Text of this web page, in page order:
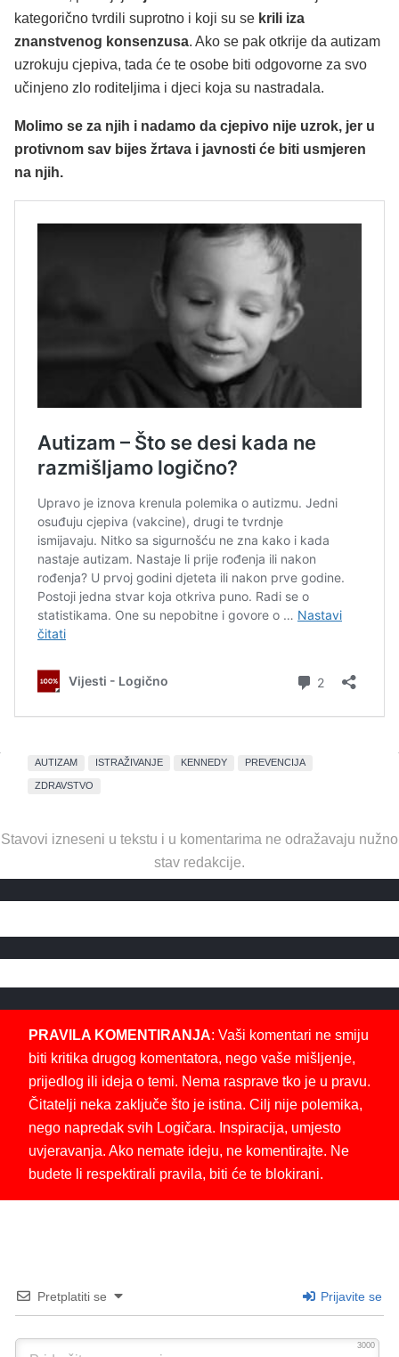
kategorično tvrdili suprotno i koji su se krili iza
znanstvenog konsenzusa. Ako se pak otkrije da autizam
uzrokuju cjepiva, tada će te osobe biti odgovorne za svo
učinjeno zlo roditeljima i djeci koja su nastradala.
Molimo se za njih i nadamo da cjepivo nije uzrok, jer u
protivnom sav bijes žrtava i javnosti će biti usmjeren
na njih.
AUTIZAM ISTRAŽIVANJE KENNEDY PREVENCIJA
ZDRAVSTVO
Stavovi izneseni u tekstu i u komentarima ne odražavaju nužno
stav redakcije.
PRAVILA KOMENTIRANJA: Vaši komentari ne smiju
biti kritika drugog komentatora, nego vaše mišljenje,
prijedlog ili ideja o temi. Nema rasprave tko je u pravu.
Čitatelji neka zaključe što je istina. Cilj nije polemika,
nego napredak svih Logičara. Inspiracija, umjesto
uvjeravanja. Ako nemate ideju, ne komentirajte. Ne
budete li respektirali pravila, biti će te blokirani.
Pretplatiti se Prijavite se
3000